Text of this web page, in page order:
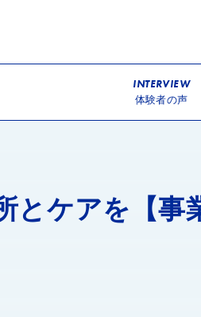
INTERVIEW
体験者の声
とケアを【事